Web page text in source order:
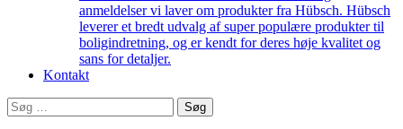
anmeldelser vi laver om produkter fra Hübsch. Hübsch
leverer et bredt udvalg af super populære produkter til
boligindretning, og er kendt for deres høje kvalitet og
sans for detaljer.
Kontakt
Søg
efter: